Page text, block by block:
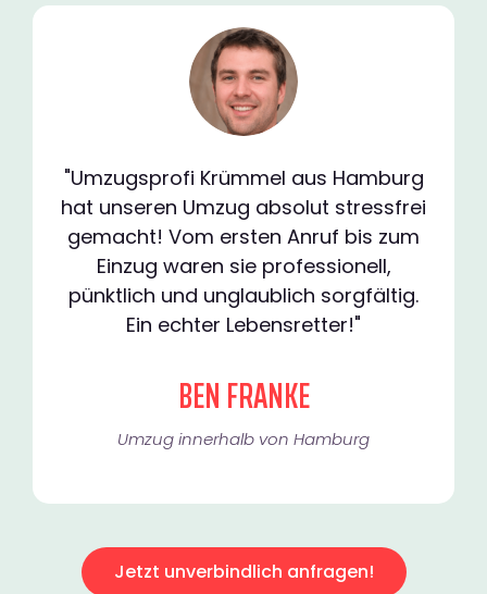
"Umzugsprofi Krümmel aus Hamburg
hat unseren Umzug absolut stressfrei
gemacht! Vom ersten Anruf bis zum
Einzug waren sie professionell,
pünktlich und unglaublich sorgfältig.
Ein echter Lebensretter!"
BEN FRANKE
Umzug innerhalb von Hamburg​
Jetzt unverbindlich anfragen!